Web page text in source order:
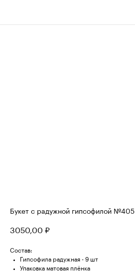
Букет с радужной гипсофилой №405
3050,00 ₽
Состав:
Гипсофила радужная - 9 шт
Упаковка матовая плёнка